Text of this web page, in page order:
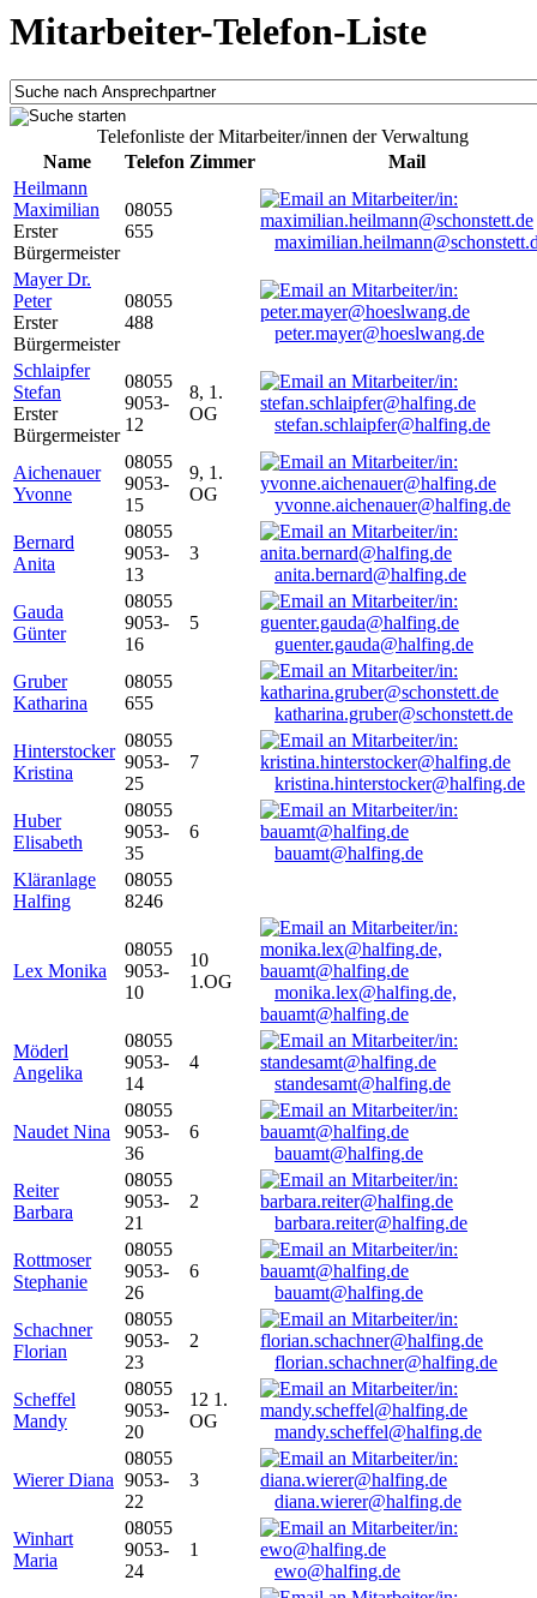
Mitarbeiter-Telefon-Liste
Telefonliste der Mitarbeiter/innen der Verwaltung
Name
Telefon Zimmer
Mail
Heilmann
Maximilian
Erster
Bürgermeister
08055
655
Mayer Dr.
Peter
Erster
Bürgermeister
08055
488
peter.mayer@hoeslwang.de
Schlaipfer
Stefan
Erster
Bürgermeister
08055
9053-
12
8, 1.
OG
stefan.schlaipfer@halfing.de
Aichenauer
Yvonne
08055
9053-
15
9, 1.
OG
yvonne.aichenauer@halfing.de
Bernard
Anita
08055
9053-
13
3
anita.bernard@halfing.de
Gauda
Günter
08055
9053-
16
5
guenter.gauda@halfing.de
Gruber
Katharina
08055
655
katharina.gruber@schonstett.de
Hinterstocker
Kristina
08055
9053-
25
7
kristina.hinterstocker@halfing.de
Huber
Elisabeth
08055
9053-
35
6
bauamt@halfing.de
Kläranlage
Halfing
08055
8246
Lex Monika
08055
9053-
10
10
1.OG
monika.lex@halfing.de,
bauamt@halfing.de
Möderl
Angelika
08055
9053-
14
4
standesamt@halfing.de
Naudet Nina
08055
9053-
36
6
bauamt@halfing.de
Reiter
Barbara
08055
9053-
21
2
barbara.reiter@halfing.de
Rottmoser
Stephanie
08055
9053-
26
6
bauamt@halfing.de
Schachner
Florian
08055
9053-
23
2
florian.schachner@halfing.de
Scheffel
Mandy
08055
9053-
20
12 1.
OG
mandy.scheffel@halfing.de
Wierer Diana
08055
9053-
22
3
diana.wierer@halfing.de
Winhart
Maria
08055
9053-
24
1
ewo@halfing.de